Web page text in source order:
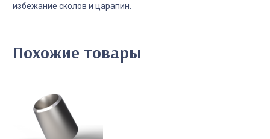
избежание сколов и царапин.
Похожие товары